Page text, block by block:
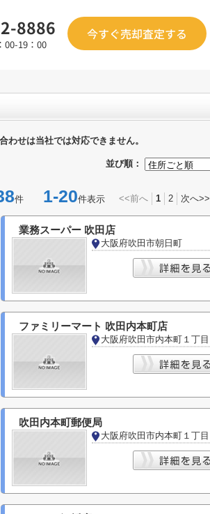
8886
00-19：00
今すぐ売却査定する
せは当社では対応できません。
並び順：
件 1-20件表示 <<前へ 1 2 次へ>>
業務スーパー 吹田店
大阪府吹田市朝日町
ファミリーマート 吹田内本町店
大阪府吹田市内本町１丁目
吹田内本町郵便局
大阪府吹田市内本町１丁目